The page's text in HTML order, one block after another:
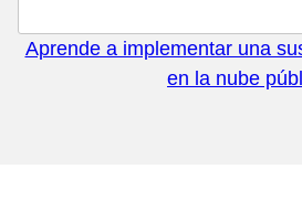
Aprende a implementar una
en la nube